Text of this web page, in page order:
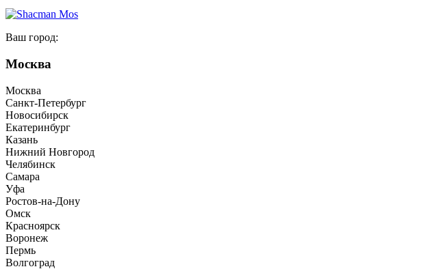
Ваш город:
Москва
Москва
Санкт-Петербург
Новосибирск
Екатеринбург
Казань
Нижний Новгород
Челябинск
Самара
Уфа
Ростов-на-Дону
Омск
Красноярск
Воронеж
Пермь
Волгоград